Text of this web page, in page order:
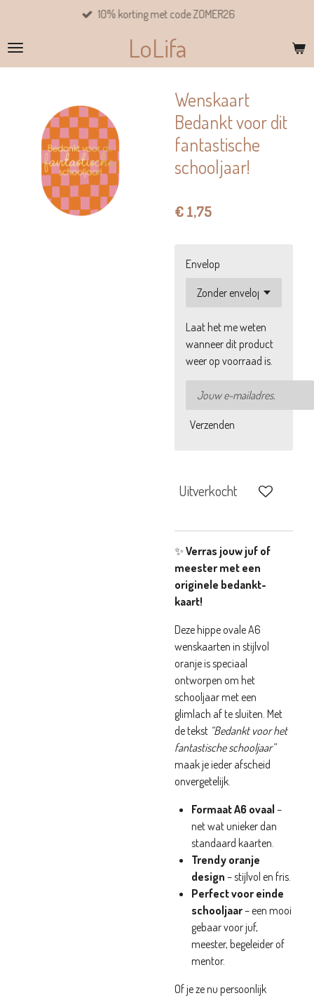
naar
de
LoLifa
10% korting met code ZOMER26
Wenskaart
Bedankt voor dit
fantastische
schooljaar!
€ 1,75
Envelop
Laat het me weten
wanneer dit product
weer op voorraad is.
Verzenden
Uitverkocht
✨ Verras jouw juf of
meester met een
originele bedankt-
kaart!
Deze hippe ovale A6
wenskaarten in stijlvol
oranje is speciaal
ontworpen om het
schooljaar met een
glimlach af te sluiten. Met
de tekst “Bedankt voor het
fantastische schooljaar”
maak je ieder afscheid
onvergetelijk.
Formaat A6 ovaal –
net wat unieker dan
standaard kaarten.
Trendy oranje
design – stijlvol en fris.
Perfect voor einde
schooljaar– een mooi
gebaar voor juf,
meester, begeleider of
mentor.
Of je ze nu persoonlijk